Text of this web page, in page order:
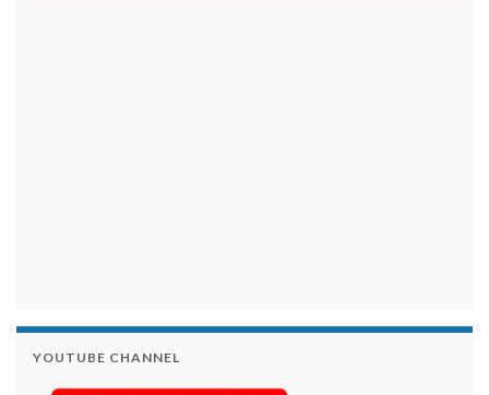
YOUTUBE CHANNEL